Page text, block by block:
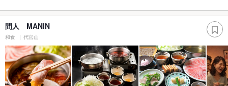
間人 MANIN
和食 代官山